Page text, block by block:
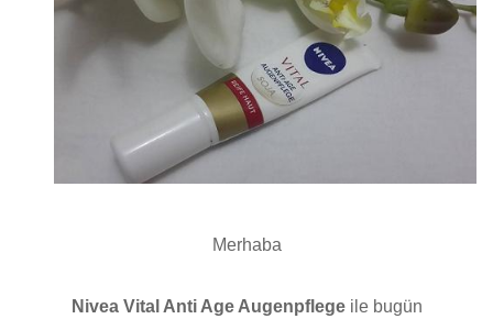
Merhaba
Nivea Vital Anti Age Augenpflegeile bugün